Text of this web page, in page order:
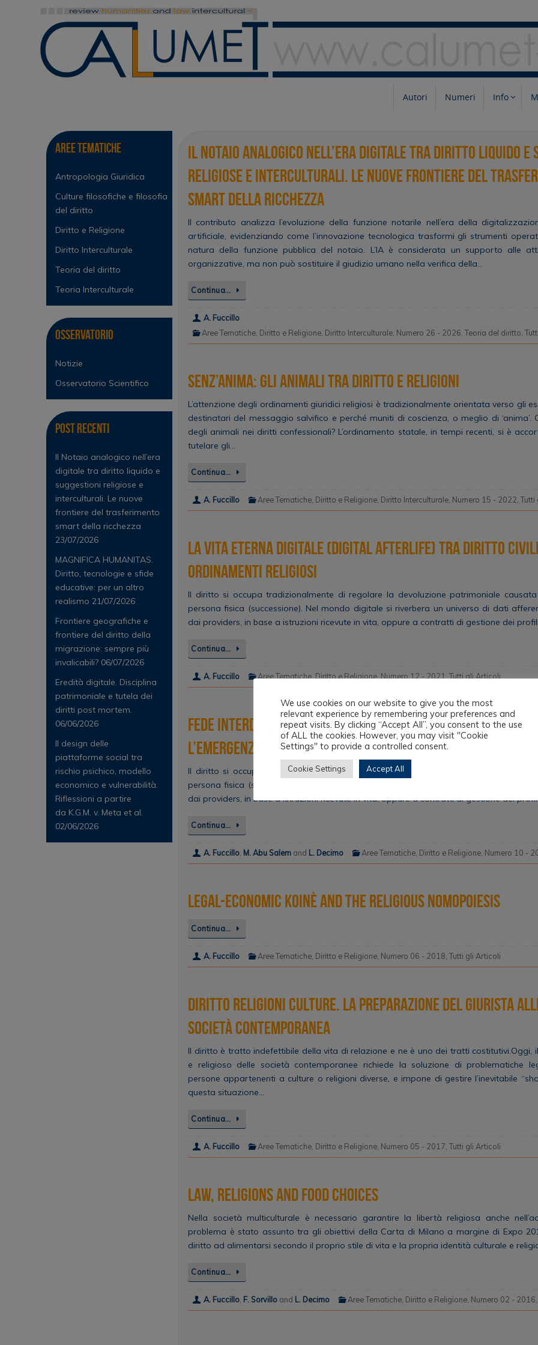
Autori Numeri Info
Il Notaio analogico nell’era digitale tra diritto liquido e
religiose e interculturali. Le nuove frontiere del
smart della ricchezza
Il contributo analizza l’evoluzione della funzione notarile nell’era della
artificiale, evidenziando come l’innovazione tecnologica trasformi gli strumenti
natura della funzione pubblica del notaio. L’IA è considerata un supporto alle
organizzative, ma non può sostituire il giudizio umano nella verifica della…
Continua…
A. Fuccillo
Aree Tematiche, Diritto e Religione, Diritto Interculturale, Numero 26 - 2026,Teoria del diritto,
Senz’anima: gli animali tra diritto e religioni
L’attenzione degli ordinamenti giuridici religiosi è tradizionalmente orientata verso gli
destinatari del messaggio salvifico e perché muniti di coscienza, o meglio di ‘anima’.
degli animali nei diritti confessionali? L’ordinamento statale, in tempi recenti, si è
tutelare gli…
Continua…
A. Fuccillo Aree Tematiche, Diritto e Religione, Diritto Interculturale, Numero 15 - 2022,Tutti
La vita eterna digitale (digital afterlife) tra diritto
ordinamenti religiosi
Il diritto si occupa tradizionalmente di regolare la devoluzione patrimoniale
persona fisica (successione). Nel mondo digitale si riverbera un universo di dati
dai providers, in base a istruzioni ricevute in vita, oppure a contratti di gestione dei
Continua…
A. Fuccillo Aree Tematiche,Diritto e Religione,Numero 12 - 2021,Tutti gli Articoli
Fede interdetta? L’esercizio della libertà religiosa
l’emergenza COVID-19: attualità e prospettive
Il diritto si occupa tradizionalmente di regolare la devoluzione patrimoniale
persona fisica (successione). Nel mondo digitale si riverbera un universo di dati
dai providers, in base a istruzioni ricevute in vita, oppure a contratti di gestione dei
Continua…
A. Fuccillo, M. Abu Salem and L. Decimo Aree Tematiche, Diritto e Religione, Numero 10 -
Legal-economic Koinè and the Religious Nomopoiesis
Continua…
A. Fuccillo Aree Tematiche, Diritto e Religione, Numero 06 - 2018,Tutti gli Articoli
Diritto Religioni Culture. La preparazione del giurista
società contemporanea
Il diritto è tratto indefettibile della vita di relazione e ne è uno dei tratti costitutivi.Oggi,
e religioso delle società contemporanee richiede la soluzione di problematiche
persone appartenenti a culture o religioni diverse, e impone di gestire l’inevitabile
questa situazione…
Continua…
A. Fuccillo Aree Tematiche, Diritto e Religione, Numero 05 - 2017,Tutti gli Articoli
Law, Religions and Food Choices
Nella società multiculturale è necessario garantire la libertà religiosa anche
problema è stato assunto tra gli obiettivi della Carta di Milano a margine di Expo
diritto ad alimentarsi secondo il proprio stile di vita e la propria identità culturale e
Continua…
A. Fuccillo, F. Sorvillo and L. Decimo Aree Tematiche, Diritto e Religione, Numero 02 - 2016
Aree tematiche
Antropologia Giuridica
Culture filosofiche e filosofia
del diritto
Diritto e Religione
Diritto Interculturale
Teoria del diritto
Teoria Interculturale
Osservatorio
Notizie
Osservatorio Scientifico
Post Recenti
Il Notaio analogico nell’era
digitale tra diritto liquido e
suggestioni religiose e
interculturali. Le nuove
frontiere del trasferimento
smart della ricchezza
23/07/2026
MAGNIFICA HUMANITAS.
Diritto, tecnologie e sfide
educative: per un altro
realismo 21/07/2026
Frontiere geografiche e
frontiere del diritto della
migrazione: sempre più
invalicabili? 06/07/2026
Eredità digitale. Disciplina
patrimoniale e tutela dei
diritti post mortem.
06/06/2026
Il design delle
piattaforme social tra
rischio psichico, modello
economico e vulnerabilità.
Riflessioni a partire
da K.G.M. v. Meta et al.
02/06/2026
We use cookies on our website to give you the most
relevant experience by remembering your preferences and
repeat visits. By clicking “Accept All”, you consent to the use
of ALL the cookies. However, you may visit "Cookie
Settings" to provide a controlled consent.
Cookie Settings Accept All